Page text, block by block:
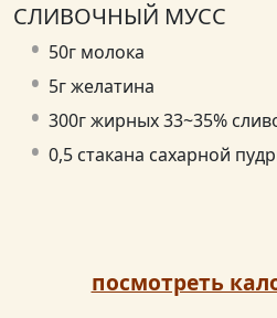
СЛИВОЧНЫЙ МУСС
50г молока
5г желатина
300г жирных 33~35%
0,5 стакана сахарной
посмотреть